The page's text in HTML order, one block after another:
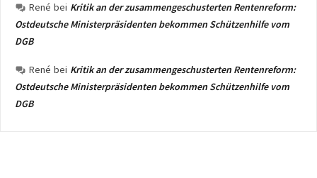
René bei Kritik an der zusammengeschusterten Rentenreform:
Ostdeutsche Ministerpräsidenten bekommen Schützenhilfe vom
DGB
René bei Kritik an der zusammengeschusterten Rentenreform:
Ostdeutsche Ministerpräsidenten bekommen Schützenhilfe vom
DGB